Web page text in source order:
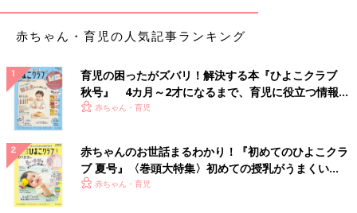
赤ちゃん・育児の人気記事ランキング
育児の困ったがズバリ！解決する本『ひよこクラブ
秋号』 4カ月～2才になるまで、育児に役立つ情報が
いっぱい！
赤ちゃん・育児
赤ちゃんのお世話まるわかり！『初めてのひよこクラ
ブ 夏号』〈巻頭大特集〉初めての授乳がうまくい
く！ おっぱい・ミルクの基本と夏のトラブル 解決テ
赤ちゃん・育児